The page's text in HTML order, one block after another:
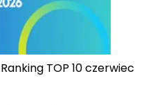
TOP 10 czerwiec